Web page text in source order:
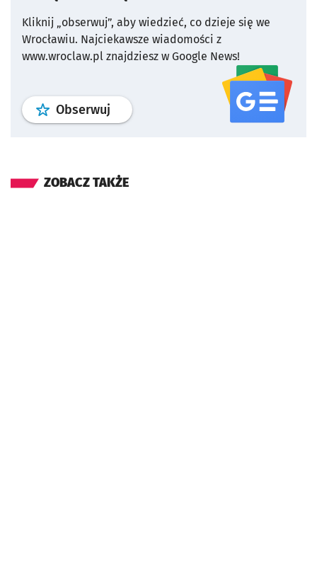
Kliknij „obserwuj”, aby wiedzieć, co dzieje się we
Wrocławiu. Najciekawsze wiadomości z
www.wroclaw.pl znajdziesz w Google News!
Obserwuj profil serwisu
ZOBACZ TAKŻE